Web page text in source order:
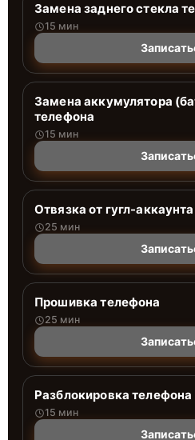
Замена заднего стекла
15 мин
Замена аккумулятора
телефона
15 мин
Отвязка от гугл-
25 мин
Прошивка телефона
25 мин
Разблокировка телефона
15 мин